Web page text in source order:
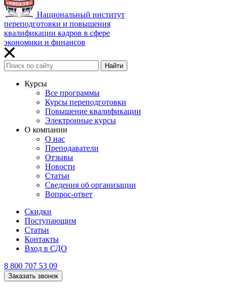
Национальный институт
переподготовки и повышения
квалификации кадров в сфере
экономики и финансов
Найти
Курсы
Все программы
Курсы переподготовки
Повышение квалификации
Электронные курсы
О компании
О нас
Преподаватели
Отзывы
Новости
Статьи
Сведения об организации
Вопрос-ответ
Скидки
Поступающим
Статьи
Контакты
Вход в СДО
8 800 707 53 09
Заказать звонок